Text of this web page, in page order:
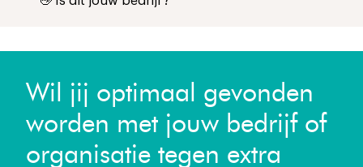
Wil jij optimaal gevonden
worden met jouw bedrijf of
organisatie tegen extra